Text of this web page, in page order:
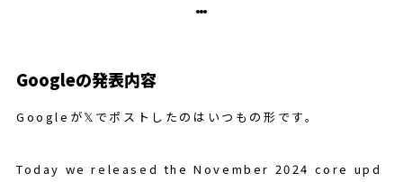
Googleの発表内容
Googleが𝕏でポストしたのはいつもの形です。
Today we released the November 2024 core upd